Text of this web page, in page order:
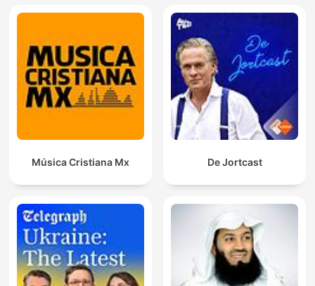
Música Cristiana Mx De Jortcast